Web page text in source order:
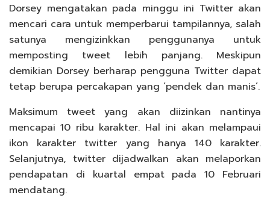
Dorsey mengatakan pada minggu ini Twitter akan
mencari cara untuk memperbarui tampilannya, salah
satunya mengizinkkan penggunanya untuk
memposting tweet lebih panjang. Meskipun
demikian Dorsey berharap pengguna Twitter dapat
tetap berupa percakapan yang ‘pendek dan manis’.
Maksimum tweet yang akan diizinkan nantinya
mencapai 10 ribu karakter. Hal ini akan melampaui
ikon karakter twitter yang hanya 140 karakter.
Selanjutnya, twitter dijadwalkan akan melaporkan
pendapatan di kuartal empat pada 10 Februari
mendatang.